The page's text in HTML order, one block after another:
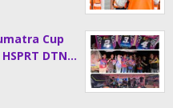
Cup
DTN…